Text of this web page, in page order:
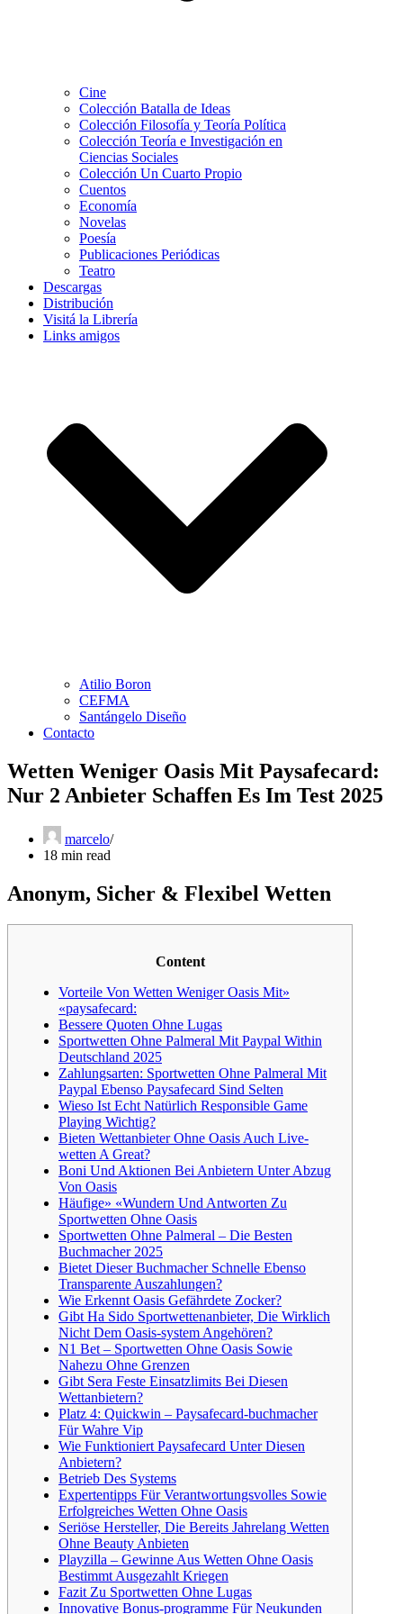
Cine
Colección Batalla de Ideas
Colección Filosofía y Teoría Política
Colección Teoría e Investigación en
Ciencias Sociales
Colección Un Cuarto Propio
Cuentos
Economía
Novelas
Poesía
Publicaciones Periódicas
Teatro
Descargas
Distribución
Visitá la Librería
Links amigos
Atilio Boron
CEFMA
Santángelo Diseño
Contacto
Wetten Weniger Oasis Mit Paysafecard:
Nur 2 Anbieter Schaffen Es Im Test 2025
marcelo
18 min read
Anonym, Sicher & Flexibel Wetten
Content
Vorteile Von Wetten Weniger Oasis Mit»
«paysafecard:
Bessere Quoten Ohne Lugas
Sportwetten Ohne Palmeral Mit Paypal Within
Deutschland 2025
Zahlungsarten: Sportwetten Ohne Palmeral Mit
Paypal Ebenso Paysafecard Sind Selten
Wieso Ist Echt Natürlich Responsible Game
Playing Wichtig?
Bieten Wettanbieter Ohne Oasis Auch Live-
wetten A Great?
Boni Und Aktionen Bei Anbietern Unter Abzug
Von Oasis
Häufige» «Wundern Und Antworten Zu
Sportwetten Ohne Oasis
Sportwetten Ohne Palmeral – Die Besten
Buchmacher 2025
Bietet Dieser Buchmacher Schnelle Ebenso
Transparente Auszahlungen?
Wie Erkennt Oasis Gefährdete Zocker?
Gibt Ha Sido Sportwettenanbieter, Die Wirklich
Nicht Dem Oasis-system Angehören?
N1 Bet – Sportwetten Ohne Oasis Sowie
Nahezu Ohne Grenzen
Gibt Sera Feste Einsatzlimits Bei Diesen
Wettanbietern?
Platz 4: Quickwin – Paysafecard-buchmacher
Für Wahre Vip
Wie Funktioniert Paysafecard Unter Diesen
Anbietern?
Betrieb Des Systems
Expertentipps Für Verantwortungsvolles Sowie
Erfolgreiches Wetten Ohne Oasis
Seriöse Hersteller, Die Bereits Jahrelang Wetten
Ohne Beauty Anbieten
Playzilla – Gewinne Aus Wetten Ohne Oasis
Bestimmt Ausgezahlt Kriegen
Fazit Zu Sportwetten Ohne Lugas
Innovative Bonus-programme Für Neukunden